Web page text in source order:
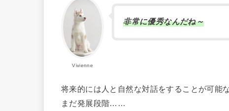
Vivienne
非常に優秀なんだね～
将来的には人と自然な対話をすることが可能
まだ発展段階……